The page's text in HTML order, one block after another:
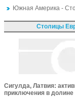
Южная Америка -
Столицы
Сигулда, Латвия:
приключения в долине